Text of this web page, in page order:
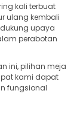
kali terbuat
ulang kembali
upaya
perabotan
ini, pilihan meja
kami dapat
fungsional